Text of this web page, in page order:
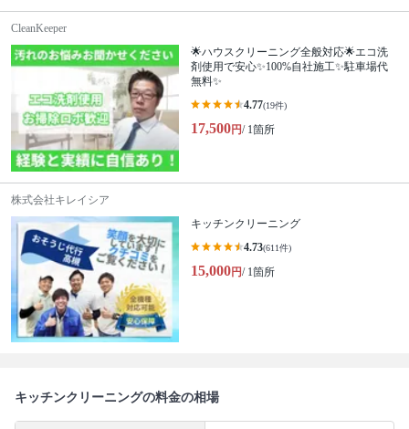
CleanKeeper
🌟ハウスクリーニング全般対応🌟エコ洗
剤使用で安心✨100%自社施工✨駐車場代
無料✨
4.77(19件)
17,500円/ 1箇所
株式会社キレイシア
キッチンクリーニング
4.73(611件)
15,000円/ 1箇所
キッチンクリーニングの料金の相場